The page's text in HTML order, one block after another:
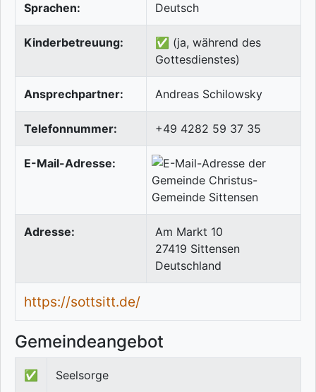
Sprachen: Deutsch
Kinderbetreuung:
✅ (ja, während des
Gottesdienstes)
Ansprechpartner: Andreas Schilowsky
Telefonnummer: +49 4282 59 37 35
E-Mail-Adresse:
Adresse:
Am Markt 10
27419 Sittensen
Deutschland
https://sottsitt.de/
Gemeindeangebot
✅ Seelsorge